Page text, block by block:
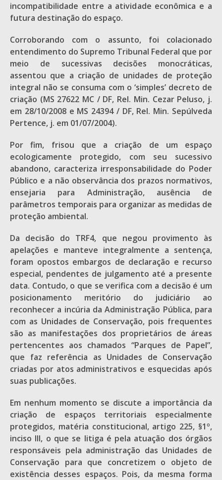
incompatibilidade entre a atividade econômica e a
futura destinação do espaço.
Corroborando com o assunto, foi colacionado
entendimento do Supremo Tribunal Federal que por
meio de sucessivas decisões monocráticas,
assentou que a criação de unidades de proteção
integral não se consuma com o ‘simples’ decreto de
criação (MS 27622 MC / DF, Rel. Min. Cezar Peluso, j.
em 28/10/2008 e MS 24394 / DF, Rel. Min. Sepúlveda
Pertence, j. em 01/07/2004).
Por fim, frisou que a criação de um espaço
ecologicamente protegido, com seu sucessivo
abandono, caracteriza irresponsabilidade do Poder
Público e a não observância dos prazos normativos,
ensejaria para Administração, ausência de
parâmetros temporais para organizar as medidas de
proteção ambiental.
Da decisão do TRF4, que negou provimento às
apelações e manteve integralmente a sentença,
foram opostos embargos de declaração e recurso
especial, pendentes de julgamento até a presente
data. Contudo, o que se verifica com a decisão é um
posicionamento meritório do judiciário ao
reconhecer a incúria da Administração Pública, para
com as Unidades de Conservação, pois frequentes
são as manifestações dos proprietários de áreas
pertencentes aos chamados “Parques de Papel”,
que faz referência as Unidades de Conservação
criadas por atos administrativos e esquecidas após
suas publicações.
Em nenhum momento se discute a importância da
criação de espaços territoriais especialmente
protegidos, matéria constitucional, artigo 225, §1º,
inciso III, o que se litiga é pela atuação dos órgãos
responsáveis pela administração das Unidades de
Conservação para que concretizem o objeto de
existência desses espaços. Pois, da mesma forma